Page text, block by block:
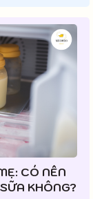
CÓ NÊN
KHÔNG?